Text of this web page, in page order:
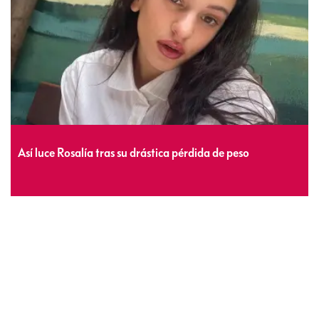
Así luce Rosalía tras su drástica pérdida de peso